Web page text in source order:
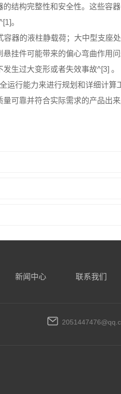
结构完整性和安全性。这些容
。
器的液柱静载荷；大中型支座
挂件可能带来的偏心弯曲作用
生过大变形或者失效事故^[3] 。
运行能力来进行规划和详细计算
可靠并符合实际需求的产品出
新闻中心 联系我们